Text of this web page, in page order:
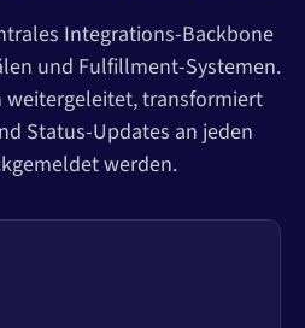
Integrations-Backbone
und Fulfillment-Systemen.
weitergeleitet, transformiert
Status-Updates an jeden
werden.